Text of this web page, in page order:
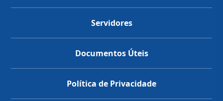
Servidores
Documentos Úteis
Política de Privacidade